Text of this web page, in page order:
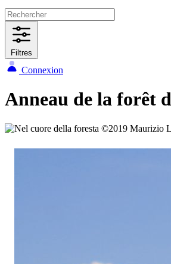
Filtres
Connexion
Anneau de la forêt